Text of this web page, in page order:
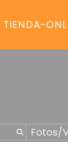
TIENDA-